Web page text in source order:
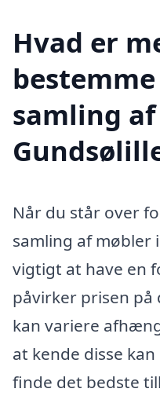
Hvad er
samling
Når du står over
samling af møbler
vigtigt at have en
påvirker prisen på
kan variere
at kende disse
finde det bedste